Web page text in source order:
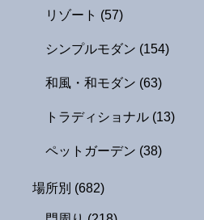
リゾート (57)
シンプルモダン (154)
和風・和モダン (63)
トラディショナル (13)
ペットガーデン (38)
場所別 (682)